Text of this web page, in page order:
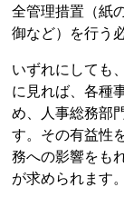
全管理措置（紙
御など）を行う
いずれにしても
に見れば、各種
め、人事総務部
す。その有益性
務への影響をも
が求められます。